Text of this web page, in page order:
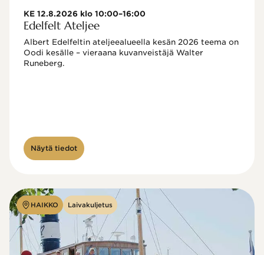
KE 12.8.2026 klo 10:00–16:00
Edelfelt Ateljee
Albert Edelfeltin ateljeealueella kesän 2026 teema on
Oodi kesälle – vieraana kuvanveistäjä Walter
Näytä tiedot
HAIKKO Laivakuljetus